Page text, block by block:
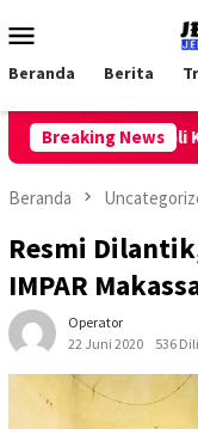
ke
Mobile
Beranda Berita
Breaking News
Lakukan Patroli
Beranda
Resmi
IMPAR
Operator
22 Juni 2020
536